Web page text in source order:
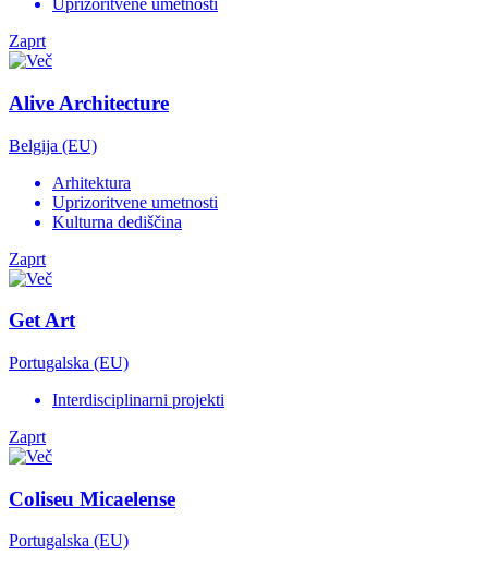
Uprizoritvene umetnosti
Zaprt
Alive Architecture
Belgija (EU)
Arhitektura
Uprizoritvene umetnosti
Kulturna dediščina
Zaprt
Get Art
Portugalska (EU)
Interdisciplinarni projekti
Zaprt
Coliseu Micaelense
Portugalska (EU)